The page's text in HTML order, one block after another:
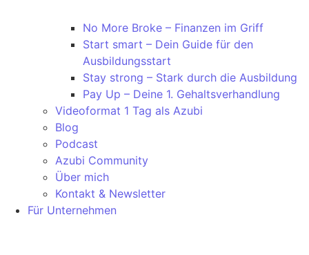
No More Broke – Finanzen im Griff
Start smart – Dein Guide für den
Ausbildungsstart
Stay strong – Stark durch die Ausbildung
Pay Up – Deine 1. Gehaltsverhandlung
Videoformat 1 Tag als Azubi
Blog
Podcast
Azubi Community
Über mich
Kontakt & Newsletter
Für Unternehmen